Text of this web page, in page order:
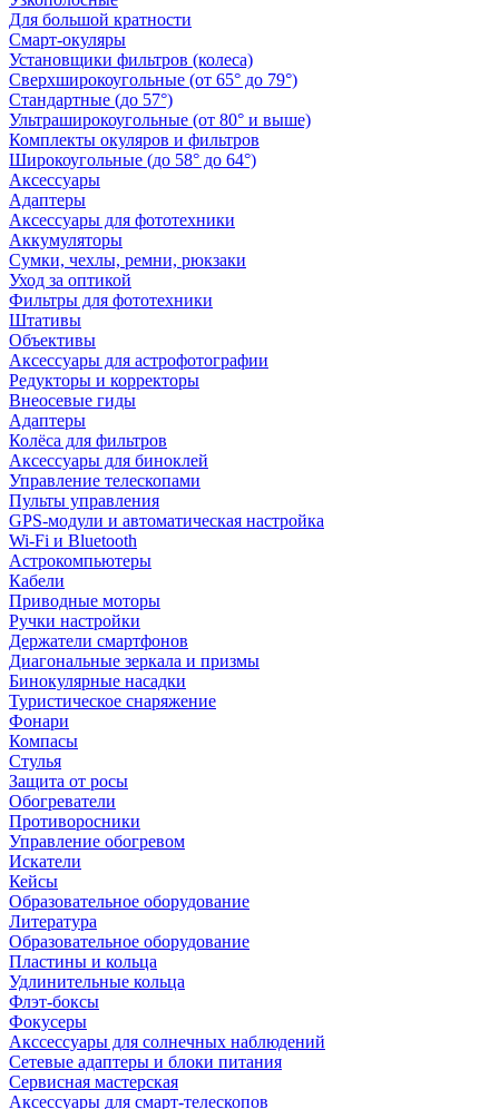
Для большой кратности
Смарт-окуляры
Установщики фильтров (колеса)
Сверхширокоугольные (от 65° до 79°)
Стандартные (до 57°)
Ультраширокоугольные (от 80° и выше)
Комплекты окуляров и фильтров
Широкоугольные (до 58° до 64°)
Аксессуары
Адаптеры
Аксессуары для фототехники
Аккумуляторы
Сумки, чехлы, ремни, рюкзаки
Уход за оптикой
Фильтры для фототехники
Штативы
Объективы
Аксессуары для астрофотографии
Редукторы и корректоры
Внеосевые гиды
Адаптеры
Колёса для фильтров
Аксессуары для биноклей
Управление телескопами
Пульты управления
GPS-модули и автоматическая настройка
Wi-Fi и Bluetooth
Астрокомпьютеры
Кабели
Приводные моторы
Ручки настройки
Держатели смартфонов
Диагональные зеркала и призмы
Бинокулярные насадки
Туристическое снаряжение
Фонари
Компасы
Стулья
Защита от росы
Обогреватели
Противоросники
Управление обогревом
Искатели
Кейсы
Образовательное оборудование
Литература
Образовательное оборудование
Пластины и кольца
Удлинительные кольца
Флэт-боксы
Фокусеры
Акссессуары для солнечных наблюдений
Сетевые адаптеры и блоки питания
Сервисная мастерская
Аксессуары для смарт-телескопов